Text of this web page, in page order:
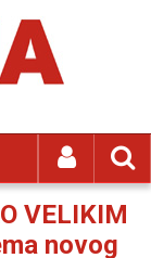
VELIKIM
novog